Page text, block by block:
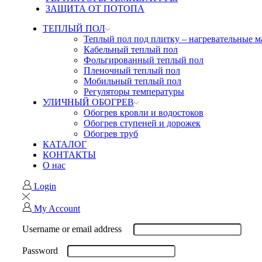
ЗАЩИТА ОТ ПОТОПА
ТЕПЛЫЙ ПОЛ
Теплый пол под плитку – нагревательные
Кабельный теплый пол
Фольгированный теплый пол
Пленочный теплый пол
Мобильный теплый пол
Регуляторы температуры
УЛИЧНЫЙ ОБОГРЕВ
Обогрев кровли и водостоков
Обогрев ступеней и дорожек
Обогрев труб
КАТАЛОГ
КОНТАКТЫ
О нас
Login
My Account
Username or email address
Password